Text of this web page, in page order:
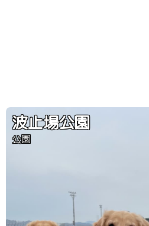
波止場公園
公園